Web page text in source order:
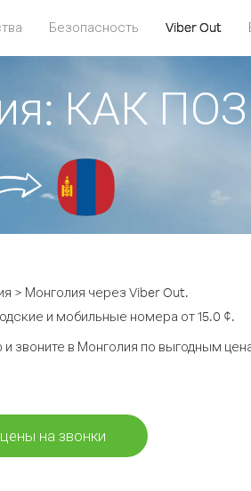
Безопасность Viber Out
КАК
> Монголия через Viber Out.
и мобильные номера от 15.0 ¢.
звоните в Монголия по выгодным
на звонки